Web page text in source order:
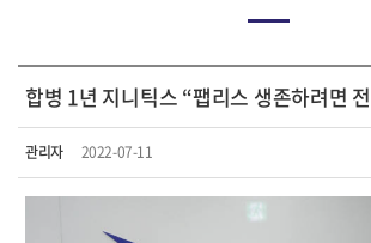
합병 1년 지니틱스 “팹리스 생존하려면
관리자 2022-07-11